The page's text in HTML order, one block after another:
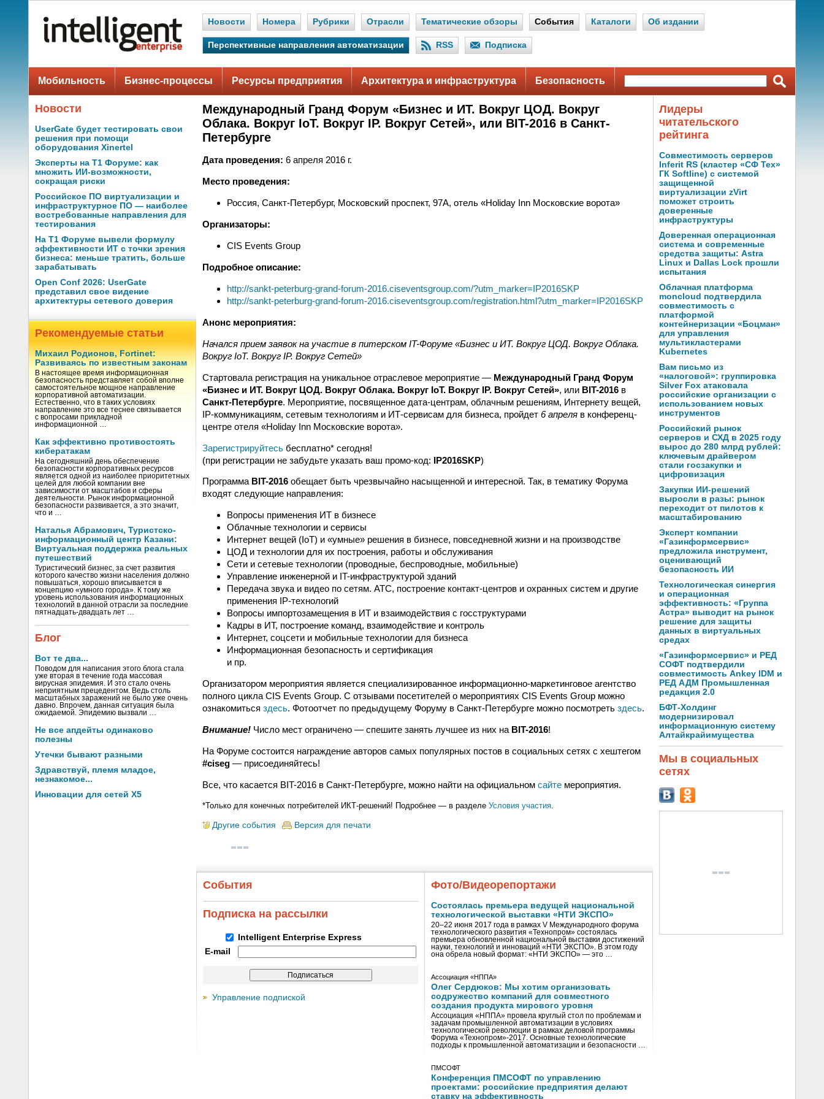
Новости Номера Рубрики Отрасли Тематические обзоры События Каталоги Об издании
Перспективные направления автоматизации RSS Подписка
Мобильность Бизнес-процессы Ресурсы предприятия Архитектура и инфраструктура Безопасность
Новости
UserGate будет тестировать свои
решения при помощи
оборудования Xinertel
Эксперты на Т1 Форуме: как
множить ИИ-возможности,
сокращая риски
Российское ПО виртуализации и
инфраструктурное ПО — наиболее
востребованные направления для
тестирования
На Т1 Форуме вывели формулу
эффективности ИТ с точки зрения
бизнеса: меньше тратить, больше
зарабатывать
Open Conf 2026: UserGate
представил свое видение
архитектуры сетевого доверия
Рекомендуемые статьи
Михаил Родионов, Fortinet:
Развиваясь по известным законам
В настоящее время информационная
безопасность представляет собой вполне
самостоятельное мощное направление
корпоративной автоматизации.
Естественно, что в таких условиях
направление это все теснее связывается
с вопросами прикладной
информационной …
Как эффективно противостоять
кибератакам
На сегодняшний день обеспечение
безопасности корпоративных ресурсов
является одной из наиболее приоритетных
целей для любой компании вне
зависимости от масштабов и сферы
деятельности. Рынок информационной
безопасности развивается, а это значит,
что и …
Наталья Абрамович, Туристско-
информационный центр Казани:
Виртуальная поддержка реальных
путешествий
Туристический бизнес, за счет развития
которого качество жизни населения должно
повышаться, хорошо вписывается в
концепцию «умного города». К тому же
уровень использования информационных
технологий в данной отрасли за последние
пятнадцать-двадцать лет …
Блог
Вот те два...
Поводом для написания этого блога стала
уже вторая в течение года массовая
вирусная эпидемия. И это стало очень
неприятным прецедентом. Ведь столь
масштабных заражений не было уже очень
давно. Впрочем, данная ситуация была
ожидаемой. Эпидемию вызвали …
Не все апдейты одинаково
полезны
Утечки бывают разными
Здравствуй, племя младое,
незнакомое...
Инновации для сетей X5
Международный Гранд Форум «Бизнес и ИТ. Вокруг ЦОД. Вокруг
Облака. Вокруг IoT. Вокруг IP. Вокруг Сетей», или BIT-2016 в Санкт-
Петербурге
Дата проведения: 6 апреля 2016 г.
Место проведения:
Россия, Санкт-Петербург, Московский проспект, 97А, отель «Holiday Inn Московские ворота»
Организаторы:
CIS Events Group
Подробное описание:
http://sankt-peterburg-grand-forum-2016.ciseventsgroup.com/?utm_marker=IP2016SKP
http://sankt-peterburg-grand-forum-2016.ciseventsgroup.com/registration.html?utm_marker=IP2016SKP
Анонс мероприятия:
Начался прием заявок на участие в питерском IT-Форуме «Бизнес и ИТ. Вокруг ЦОД. Вокруг Облака.
Вокруг IoT. Вокруг IP. Вокруг Сетей»
Стартовала регистрация на уникальное отраслевое мероприятие — Международный Гранд Форум
«Бизнес и ИТ. Вокруг ЦОД. Вокруг Облака. Вокруг IoT. Вокруг IP. Вокруг Сетей», или BIT-2016 в
Санкт-Петербурге. Мероприятие, посвященное дата-центрам, облачным решениям, Интернету вещей,
IP-коммуникациям, сетевым технологиям и ИТ-сервисам для бизнеса, пройдет 6 апреля в конференц-
центре отеля «Holiday Inn Московские ворота».
Зарегистрируйтесь бесплатно* сегодня!
(при регистрации не забудьте указать ваш промо-код: IP2016SKP)
Программа BIT-2016 обещает быть чрезвычайно насыщенной и интересной. Так, в тематику Форума
входят следующие направления:
Вопросы применения ИТ в бизнесе
Облачные технологии и сервисы
Интернет вещей (IoT) и «умные» решения в бизнесе, повседневной жизни и на производстве
ЦОД и технологии для их построения, работы и обслуживания
Сети и сетевые технологии (проводные, беспроводные, мобильные)
Управление инженерной и IT-инфраструктурой зданий
Передача звука и видео по сетям. АТС, построение контакт-центров и охранных систем и другие
применения IP-технологий
Вопросы импортозамещения в ИТ и взаимодействия с госструктурами
Кадры в ИТ, построение команд, взаимодействие и контроль
Интернет, соцсети и мобильные технологии для бизнеса
Информационная безопасность и сертификация
и пр.
Организатором мероприятия является специализированное информационно-маркетинговое агентство
полного цикла CIS Events Group. С отзывами посетителей о мероприятиях CIS Events Group можно
ознакомиться здесь. Фотоотчет по предыдущему Форуму в Санкт-Петербурге можно посмотреть здесь.
Внимание! Число мест ограничено — спешите занять лучшее из них на BIT-2016!
На Форуме состоится награждение авторов самых популярных постов в социальных сетях с хештегом
#ciseg — присоединяйтесь!
Все, что касается BIT-2016 в Санкт-Петербурге, можно найти на официальном сайте мероприятия.
*Только для конечных потребителей ИКТ-решений! Подробнее — в разделе Условия участия.
Другие события Версия для печати
События
Подписка на рассылки
Intelligent Enterprise Express
E-mail
Управление подпиской
Фото/Видеорепортажи
Состоялась премьера ведущей национальной
технологической выставки «НТИ ЭКСПО»
20–22 июня 2017 года в рамках V Международного форума
технологического развития «Технопром» состоялась
премьера обновленной национальной выставки достижений
науки, технологий и инноваций «НТИ ЭКСПО». В этом году
она обрела новый формат: «НТИ ЭКСПО» — это …
Ассоциация «НППА»
Олег Сердюков: Мы хотим организовать
содружество компаний для совместного
создания продукта мирового уровня
Ассоциация «НППА» провела круглый стол по проблемам и
задачам промышленной автоматизации в условиях
технологической революции в рамках деловой программы
Форума «Технопром»-2017. Основные технологические
подходы к промышленной автоматизации и безопасности …
ПМСОФТ
Конференция ПМСОФТ по управлению
проектами: российские предприятия делают
ставку на эффективность
Лидеры
читательского
рейтинга
Совместимость серверов
Inferit RS (кластер «СФ Тех»
ГК Softline) с системой
защищенной
виртуализации zVirt
поможет строить
доверенные
инфраструктуры
Доверенная операционная
система и современные
средства защиты: Astra
Linux и Dallas Lock прошли
испытания
Облачная платформа
moncloud подтвердила
совместимость с
платформой
контейнеризации «Боцман»
для управления
мультикластерами
Kubernetes
Вам письмо из
«налоговой»: группировка
Silver Fox атаковала
российские организации с
использованием новых
инструментов
Российский рынок
серверов и СХД в 2025 году
вырос до 280 млрд рублей:
ключевым драйвером
стали госзакупки и
цифровизация
Закупки ИИ-решений
выросли в разы: рынок
переходит от пилотов к
масштабированию
Эксперт компании
«Газинформсервис»
предложила инструмент,
оценивающий
безопасность ИИ
Технологическая синергия
и операционная
эффективность: «Группа
Астра» выводит на рынок
решение для защиты
данных в виртуальных
средах
«Газинформсервис» и РЕД
СОФТ подтвердили
совместимость Ankey IDM и
РЕД АДМ Промышленная
редакция 2.0
БФТ-Холдинг
модернизировал
информационную систему
Алтайкрайимущества
Мы в социальных
сетях